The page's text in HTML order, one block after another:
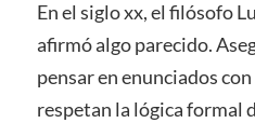
En el siglo xx, el filósofo
afirmó algo parecido.
pensar en enunciados
respetan la lógica formal